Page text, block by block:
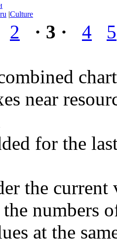
|Culture
2 · 3 · 4 5
near
for the
the
numbers
at the